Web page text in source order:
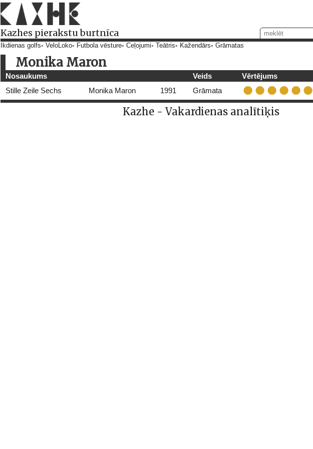
Kazhes pierakstu burtnīca
Ikdienas golfs VeloLoko Futbola vēsture Ceļojumi Teātris Kažendārs Grāmatas
Monika Maron
Nosaukums Veids
Vērtējums
Stille Zeile Sechs
Monika Maron 1991 Grāmata
Kazhe - Vakardienas analītiķis